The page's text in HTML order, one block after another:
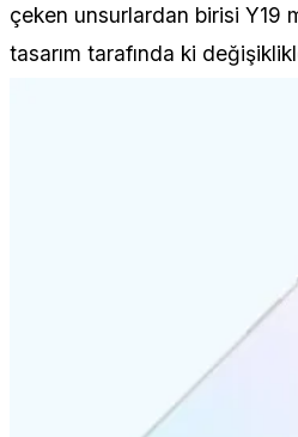
çeken unsurlardan birisi Y19
tasarım tarafında ki